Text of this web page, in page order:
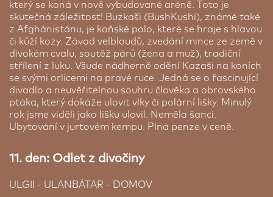
který se koná v nově vybudované aréně. Toto je
skutečná záležitost! Buzkaši (BushKushi), známé také
z Afghánistánu, je koňské polo, které se hraje s hlavou
či kůží kozy. Závod velbloudů, zvedání mince ze země v
divokém cvalu, soutěž párů (žena a muž), tradiční
střílení z luku. Všude nádherně odění Kazaši na koních
se svými orlicemi na pravé ruce. Jedná se o fascinující
divadlo a neuvěřitelnou souhru člověka a obrovského
ptáka, který dokáže ulovit vlky či polární lišky. Minulý
rok jsme viděli jako lišku ulovil. Neměla šanci.
Ubytování v jurtovém kempu. Plná penze v ceně.
11. den: Odlet z divočiny
ULGII - ULANBÁTAR - DOMOV